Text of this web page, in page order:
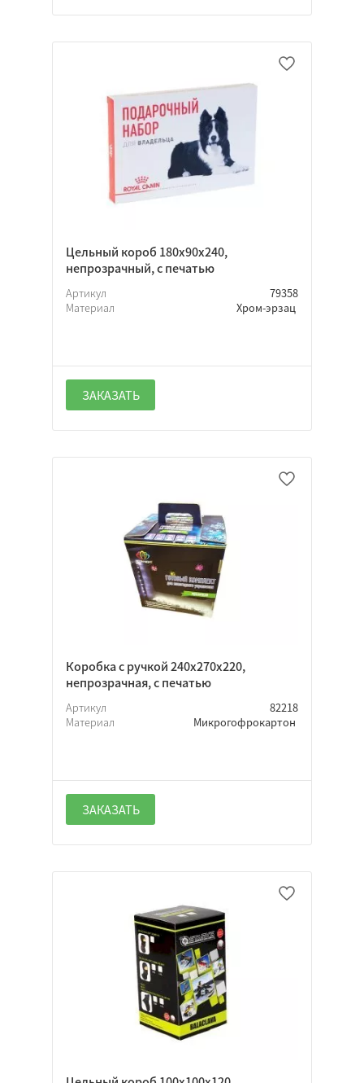
Цельный короб 180х90х240,
непрозрачный, с печатью
Артикул
79358
Материал
Хром-эрзац
ЗАКАЗАТЬ
Коробка с ручкой 240х270х220,
непрозрачная, с печатью
Артикул
82218
Материал
Микрогофрокартон
ЗАКАЗАТЬ